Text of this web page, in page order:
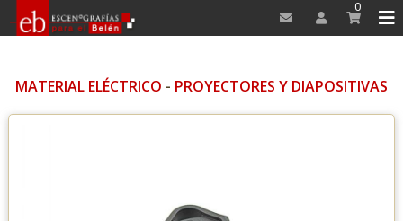
0
MATERIAL ELÉCTRICO - PROYECTORES Y DIAPOSITIVAS